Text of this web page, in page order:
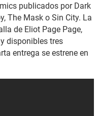
publicados por Dark
The Mask o Sin City. La
de Eliot Page Page,
disponibles tres
entrega se estrene en